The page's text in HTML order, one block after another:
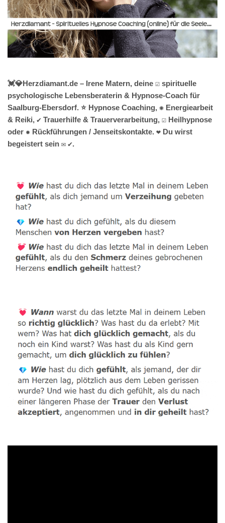
💓️💎Herzdiamant.de – Irene Matern, deine ☑️ spirituelle
psychologische Lebensberaterin & Hypnose-Coach für
Saalburg-Ebersdorf. ⭐ Hypnose Coaching, ✺ Energiearbeit
& Reiki, ✔️ Trauerhilfe & Trauerverarbeitung, ☑️ Heilhypnose
oder ✹ Rückführungen / Jenseitskontakte. ❤ Du wirst
begeistert sein ✉ ✔.